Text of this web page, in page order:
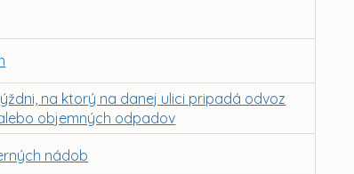
na ktorý na danej ulici pripadá odvoz
objemných odpadov
nádob